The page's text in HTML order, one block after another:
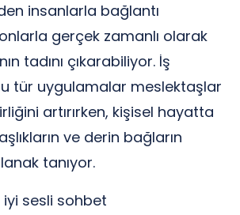
insanlarla bağlantı
gerçek zamanlı olarak
tadını çıkarabiliyor. İş
tür uygulamalar meslektaşlar
artırırken, kişisel hayatta
ve derin bağların
tanıyor.
sesli sohbet